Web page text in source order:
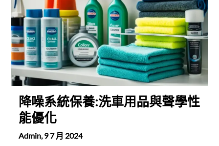
降噪系統保養:洗車用品與聲學性
能優化
Admin,9 7 月 2024